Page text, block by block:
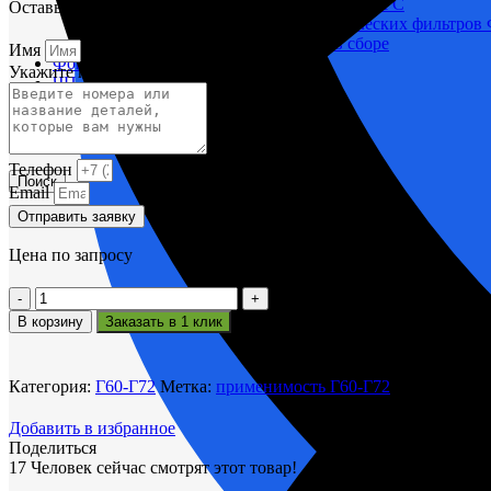
Корпусы гидравлических фильтров ФГС
Фильтрующие элементы гидравлических
Фильтры гидравлические ФГС в сборе
Фонари
ЧН 25/34
Шкода 6S-160
Шкода-275
Поиск
Оставьте заявку и мы вам поможем.
Имя
Укажите название или номера деталей
Телефон
Email
Отправить заявку
Цена по запросу
Количество
товара
Кольцо
маслосъемное с
Г60-
В корзину Заказать в 1 клик
Категория: Г60-Г72 Метка: применимость Г60-Г72
Добавить в избранное
Поделиться
17 Человек сейчас смотрят этот товар!